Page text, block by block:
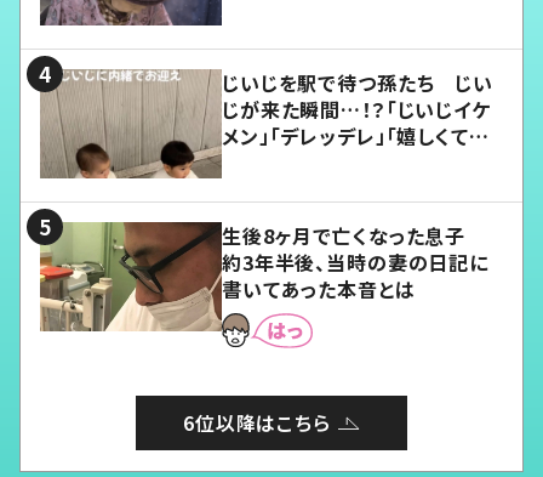
じいじを駅で待つ孫たち じい
じが来た瞬間…！？「じいじイケ
メン」「デレッデレ」「嬉しくて可
生後8ヶ月で亡くなった息子
約3年半後、当時の妻の日記に
書いてあった本音とは
6位以降はこちら